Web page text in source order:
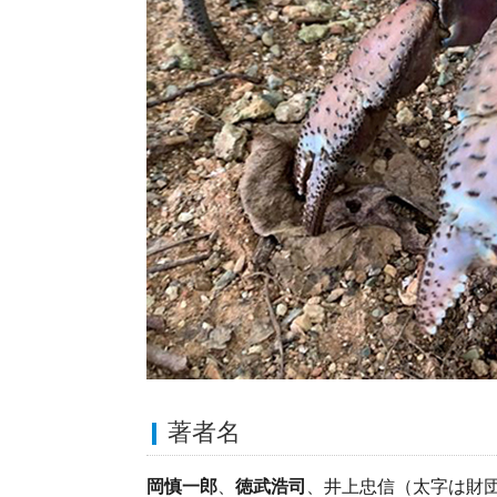
著者名
岡慎一郎 徳武浩司 、井上忠信（太字は財